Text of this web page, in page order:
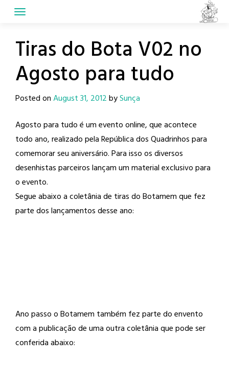
Tiras do Bota V02 no
Agosto para tudo
Posted onAugust 31, 2012bySunça
Agosto para tudo é um evento online, que acontece
todo ano, realizado pela República dos Quadrinhos para
comemorar seu aniversário. Para isso os diversos
desenhistas parceiros lançam um material exclusivo para
o evento.
Segue abaixo a coletânia de tiras do Botamem que fez
parte dos lançamentos desse ano:
Ano passo o Botamem também fez parte do envento
com a publicação de uma outra coletânia que pode ser
conferida abaixo: